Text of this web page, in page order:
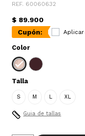
REF. 60060632
$ 89.900
Cupón:
Aplicar
Color
Talla
S M L XL
Guia de tallas